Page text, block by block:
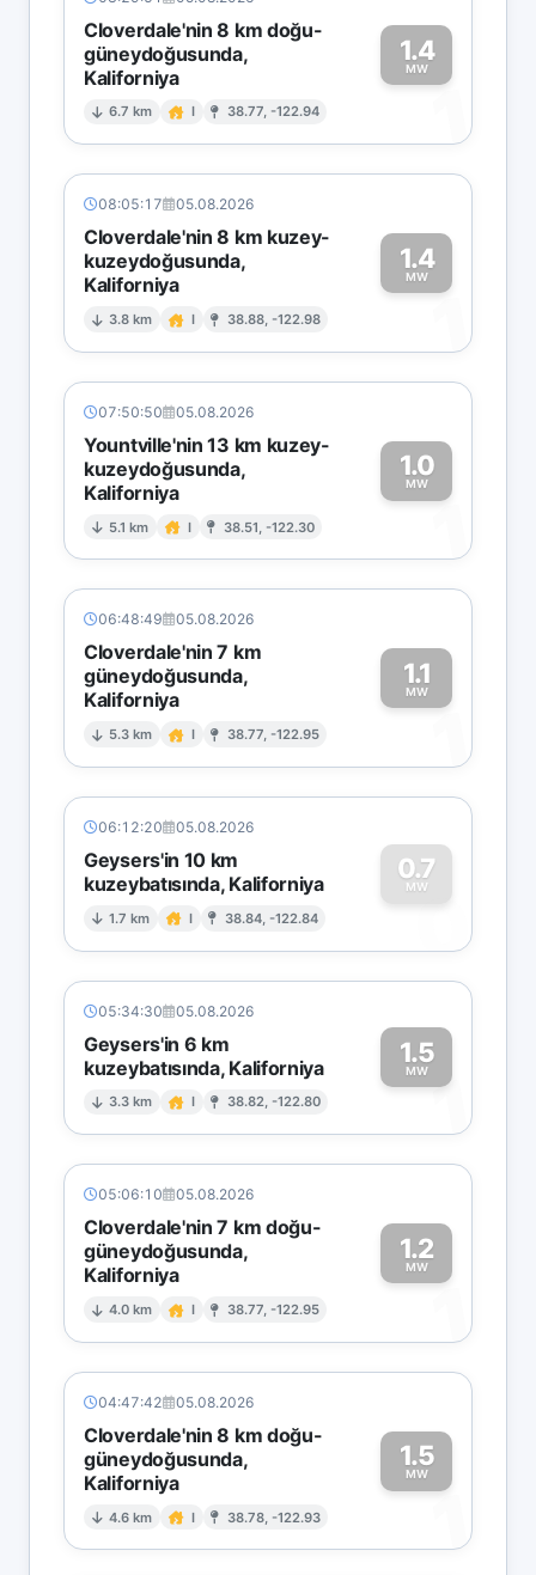
Cloverdale'nin 8 km doğu-
güneydoğusunda,
Kaliforniya
6.7 km I 38.77, -122.94
1.4
MW
1
08:05:17 05.08.2026
Cloverdale'nin 8 km kuzey-
kuzeydoğusunda,
Kaliforniya
3.8 km I 38.88, -122.98
1.4
MW
1
07:50:50 05.08.2026
Yountville'nin 13 km kuzey-
kuzeydoğusunda,
Kaliforniya
5.1 km I 38.51, -122.30
1.0
MW
1
06:48:49 05.08.2026
Cloverdale'nin 7 km
güneydoğusunda,
Kaliforniya
5.3 km I 38.77, -122.95
1.1
MW
1
06:12:20 05.08.2026
Geysers'in 10 km
kuzeybatısında, Kaliforniya
1.7 km I 38.84, -122.84
0.7
MW
0
05:34:30 05.08.2026
Geysers'in 6 km
kuzeybatısında, Kaliforniya
3.3 km I 38.82, -122.80
1.5
MW1
05:06:10 05.08.2026
Cloverdale'nin 7 km doğu-
güneydoğusunda,
Kaliforniya
4.0 km I 38.77, -122.95
1.2
MW
1
04:47:42 05.08.2026
Cloverdale'nin 8 km doğu-
güneydoğusunda,
Kaliforniya
4.6 km I 38.78, -122.93
1.5
MW
1